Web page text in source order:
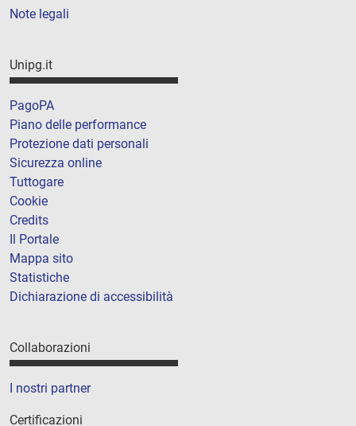
Note legali
Unipg.it
PagoPA
Piano delle performance
Protezione dati personali
Sicurezza online
Tuttogare
Cookie
Credits
Il Portale
Mappa sito
Statistiche
Dichiarazione di accessibilità
Collaborazioni
I nostri partner
Certificazioni